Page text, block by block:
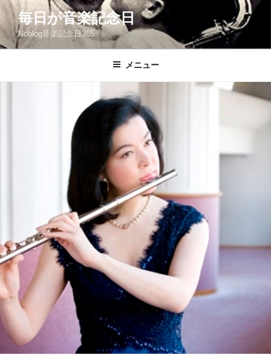
コ
テ
ン
毎日が音楽記念日
Noblog音楽記念日365
メニュー